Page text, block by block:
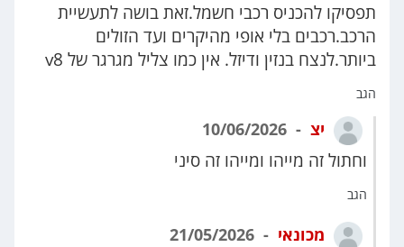
תפסיקו להכניס רכבי חשמל.זאת בושה לתעשיית
הרכב.רכבים בלי אופי מהיקרים ועד הזולים
ביותר.לנצח בנזין ודיזל. אין כמו צליל מגרגר של v8
הגב
יצ
וחתול זה מייהו ומייהו זה סיני
הגב
מכונאי